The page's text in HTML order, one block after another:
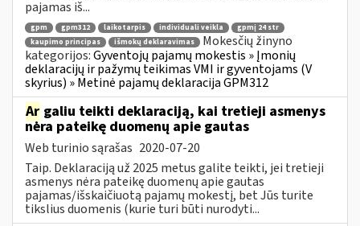
pajamas iš...
gpm gpm312 laikotarpis individuali veikla
gpmį 24 str
kaupimo principas
išmokų deklaravimas
Mokesčių žinyno
kategorijos:Gyventojų pajamų mokestis » Įmonių
deklaracijų ir pažymų teikimas VMI ir gyventojams (V
skyrius) » Metinė pajamų deklaracija GPM312
Ar galiu teikti deklaraciją, kai tretieji asmenys
nėra pateikę duomenų apie gautas
Web turinio sąrašas 2020-07-20
Taip. Deklaraciją už 2025 metus galite teikti, jei tretieji
asmenys nėra pateikę duomenų apie gautas
pajamas/išskaičiuotą pajamų mokestį, bet Jūs turite
tikslius duomenis (kurie turi būti nurodyti...